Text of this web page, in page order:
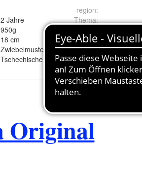
2 Jahre
950g
18 cm
Zwiebelmuster
-region:
Tschechische Republik
Thema: